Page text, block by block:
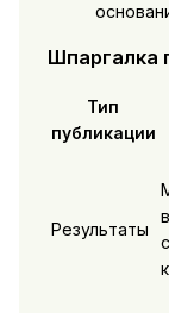
Шпаргалка
Тип
публикации
Результаты